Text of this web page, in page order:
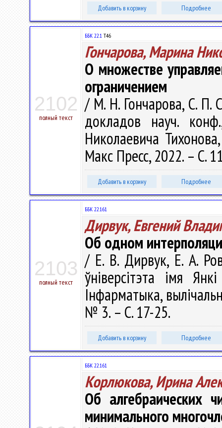
Добавить в корзину Подробнее
2102
полный текст
ББК 22.1 Т46
Гончарова, Марина
О множестве
ограничением
/ М. Н. Гончарова, С. П.
докладов науч.
Николаевича
Макс Пресс, 2022. – С.
Добавить в корзину Подробнее
2103
полный текст
ББК 22.161
Дирвук, Евгений
Об одном
/ Е. В. Дирвук, Е. А.
ўніверсітэта імя
Інфарматыка,
№ 3. – С. 17-25.
Добавить в корзину Подробнее
ББК 22.161
Корлюкова, Ирина
Об алгебраических
минимального